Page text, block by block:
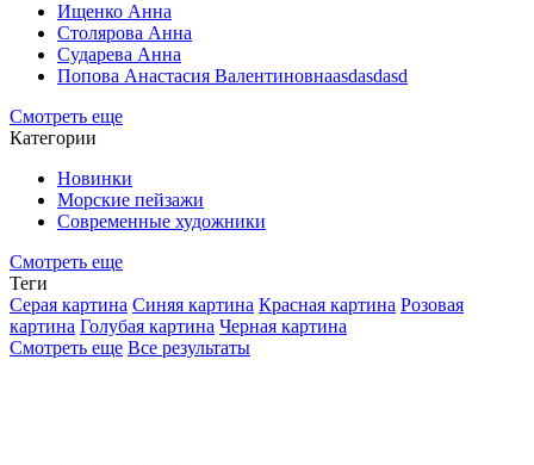
Ищенко Анна
Столярова Анна
Сударева Анна
Попова Анастасия Валентиновнаasdasdasd
Смотреть еще
Категории
Новинки
Морские пейзажи
Современные художники
Смотреть еще
Теги
Серая картина Синяя картина Красная картина Розовая
картина Голубая картина Черная картина
Смотреть еще Все результаты